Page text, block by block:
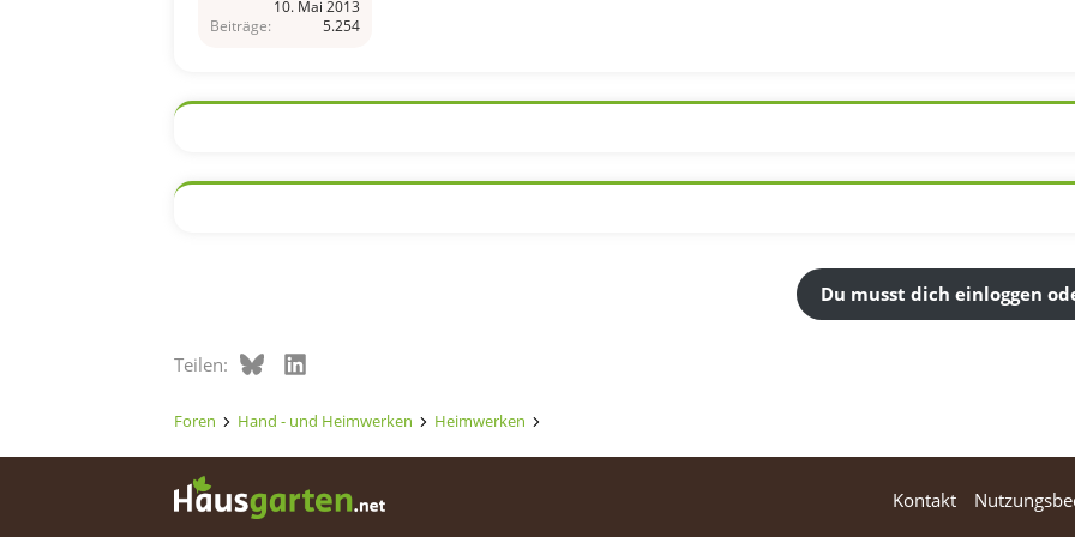
10. Mai 2013
Beiträge
5.254
Du musst dich einloggen
Teilen: BlueskyLinkedIn
Foren Hand - und Heimwerken Heimwerken
Kontakt